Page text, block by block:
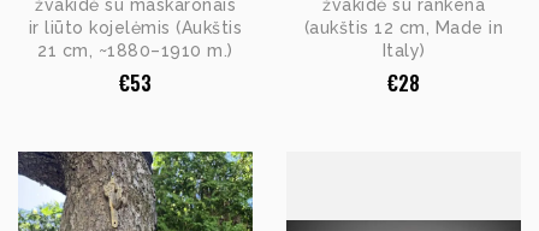
žvakidė su maskaronais
ir liūto kojelėmis (Aukštis
21 cm, ~1880–1910 m.)
€53
žvakidė su rankena
(aukštis 12 cm, Made in
Italy)
€28